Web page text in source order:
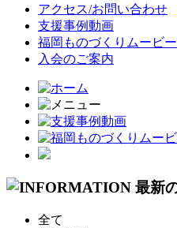
アクセス/お問い合わせ
支援事例動画
福岡ものづくりムービー
入会のご案内
全て